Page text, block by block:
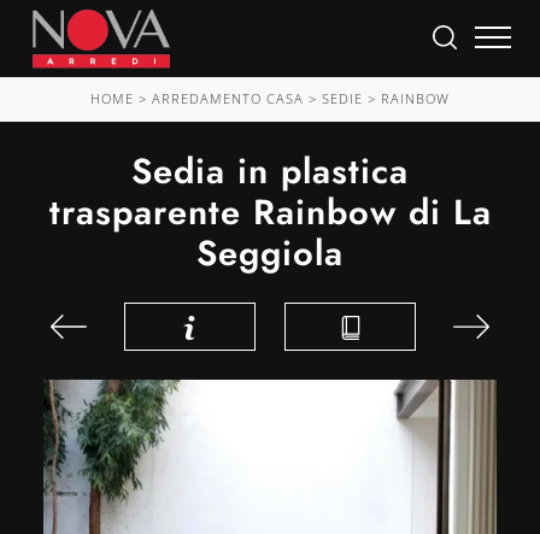
HOME > ARREDAMENTO CASA > SEDIE > RAINBOW
Sedia in plastica
trasparente Rainbow di La
Seggiola